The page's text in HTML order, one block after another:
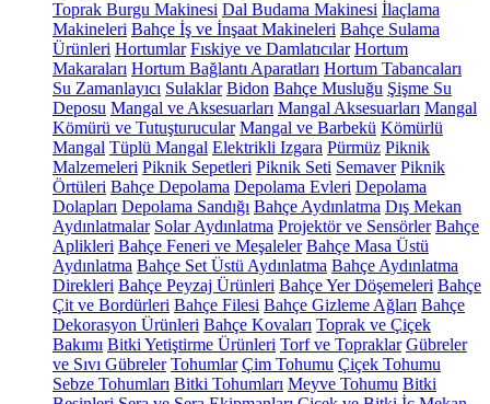
Toprak Burgu Makinesi Dal Budama Makinesi İlaçlama
Makineleri Bahçe İş ve İnşaat Makineleri Bahçe Sulama
Ürünleri Hortumlar Fıskiye ve Damlatıcılar Hortum
Makaraları Hortum Bağlantı Aparatları Hortum Tabancaları
Su Zamanlayıcı Sulaklar Bidon Bahçe Musluğu Şişme Su
Deposu Mangal ve Aksesuarları Mangal Aksesuarları Mangal
Kömürü ve Tutuşturucular Mangal ve Barbekü Kömürlü
Mangal Tüplü Mangal Elektrikli Izgara Pürmüz Piknik
Malzemeleri Piknik Sepetleri Piknik Seti Semaver Piknik
Örtüleri Bahçe Depolama Depolama Evleri Depolama
Dolapları Depolama Sandığı Bahçe Aydınlatma Dış Mekan
Aydınlatmalar Solar Aydınlatma Projektör ve Sensörler Bahçe
Aplikleri Bahçe Feneri ve Meşaleler Bahçe Masa Üstü
Aydınlatma Bahçe Set Üstü Aydınlatma Bahçe Aydınlatma
Direkleri Bahçe Peyzaj Ürünleri Bahçe Yer Döşemeleri Bahçe
Çit ve Bordürleri Bahçe Filesi Bahçe Gizleme Ağları Bahçe
Dekorasyon Ürünleri Bahçe Kovaları Toprak ve Çiçek
Bakımı Bitki Yetiştirme Ürünleri Torf ve Topraklar Gübreler
ve Sıvı Gübreler Tohumlar Çim Tohumu Çiçek Tohumu
Sebze Tohumları Bitki Tohumları Meyve Tohumu Bitki